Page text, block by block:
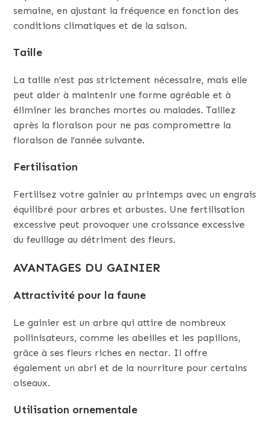
semaine, en ajustant la fréquence en fonction des
conditions climatiques et de la saison.
Taille
La taille n’est pas strictement nécessaire, mais elle
peut aider à maintenir une forme agréable et à
éliminer les branches mortes ou malades. Taillez
après la floraison pour ne pas compromettre la
floraison de l’année suivante.
Fertilisation
Fertilisez votre gainier au printemps avec un engrais
équilibré pour arbres et arbustes. Une fertilisation
excessive peut provoquer une croissance excessive
du feuillage au détriment des fleurs.
AVANTAGES DU GAINIER
Attractivité pour la faune
Le gainier est un arbre qui attire de nombreux
pollinisateurs, comme les abeilles et les papillons,
grâce à ses fleurs riches en nectar. Il offre
également un abri et de la nourriture pour certains
oiseaux.
Utilisation ornementale